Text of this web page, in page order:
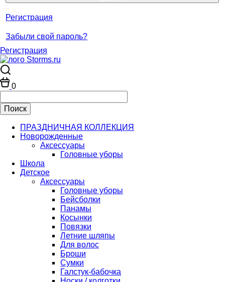
Регистрация
Забыли свой пароль?
Регистрация
0
ПРАЗДНИЧНАЯ КОЛЛЕКЦИЯ
Новорожденные
Аксессуары
Головные уборы
Школа
Детское
Аксессуары
Головные уборы
Бейсболки
Панамы
Косынки
Повязки
Летние шляпы
Для волос
Броши
Сумки
Галстук-бабочка